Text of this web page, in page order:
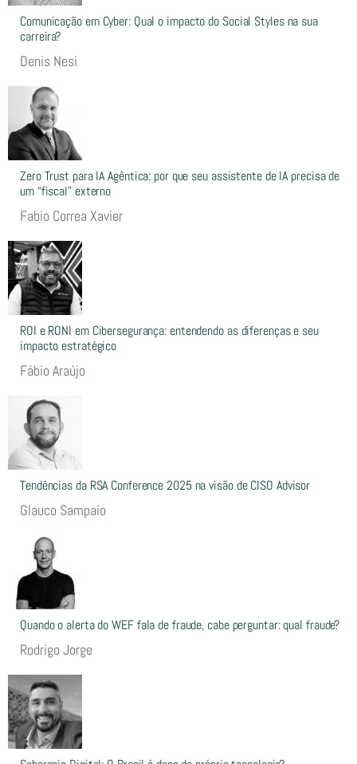
Comunicação em Cyber: Qual o impacto do Social Styles na sua
carreira?
Denis Nesi
Zero Trust para IA Agêntica: por que seu assistente de IA precisa de
um “fiscal” externo
Fabio Correa Xavier
ROI e RONI em Cibersegurança: entendendo as diferenças e seu
impacto estratégico
Fábio Araújo
Tendências da RSA Conference 2025 na visão de CISO Advisor
Glauco Sampaio
Quando o alerta do WEF fala de fraude, cabe perguntar: qual fraude?
Rodrigo Jorge